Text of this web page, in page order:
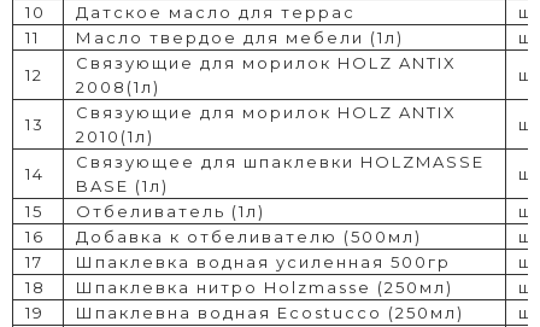
10
Датское масло для террас
11
Масло твердое для мебели (1л)
12
Связующие для морилок HOLZ ANTIX
2008(1л)
13
Связующие для морилок HOLZ ANTIX
2010(1л)
14
Связующее для шпаклевки HOLZMASSE
BASE (1л)
15
Отбеливатель (1л)
16
Добавка к отбеливателю (500мл)
17
Шпаклевка водная усиленная 500гр
18
Шпаклевка нитро Holzmasse (250мл)
19
Шпаклевна водная Ecostucco (250мл)